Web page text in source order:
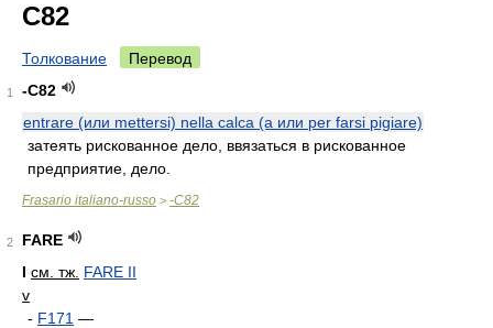
C82
Толкование Перевод
1
-C82
entrare (или mettersi) nella calca (a или per farsi pigiare)
затеять рискованное дело, ввязаться в рискованное
предприятие, дело.
Frasario italiano-russo > -C82
2
FARE
I см. тж. FARE II
v
- F171 —